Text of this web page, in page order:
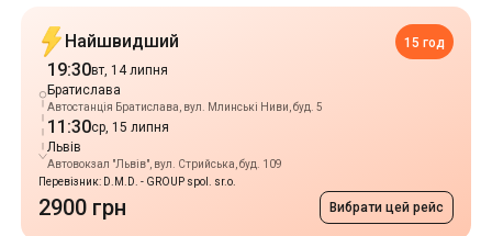
Найшвидший 15 год
19:30вт, 14 липня
Братислава
Автостанція Братислава, вул. Млинські Ниви, буд. 5
11:30ср, 15 липня
Львів
Автовокзал "Львів", вул. Стрийська, буд. 109
Перевізник: D.M.D. - GROUP spol. sr.o.
2900 грн Вибрати цей рейс